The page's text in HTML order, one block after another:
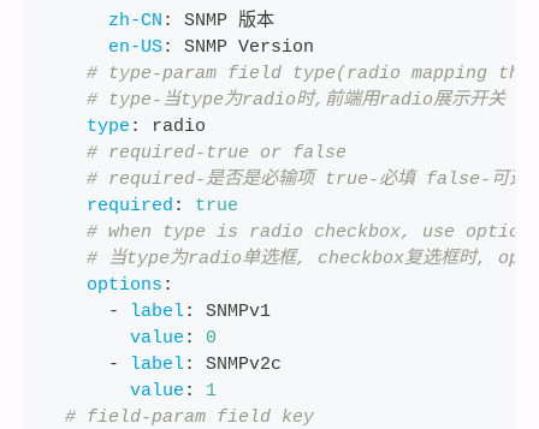
zh-CN :
SNMP 版本
en-US:
SNMP Version
# type-param field type(radio mapping
# type-当type为radio时,前端用radio展示开关
type :
radio
# required-true or false
# required-是否是必输项 true-必填 false-可选
required :
true
# when type is radio checkbox, use option
# 当type为radio单选框, checkbox复选框时,
options :
-
label:
SNMPv1
value :
0
-
label:
SNMPv2c
value :
1
# field-param field key